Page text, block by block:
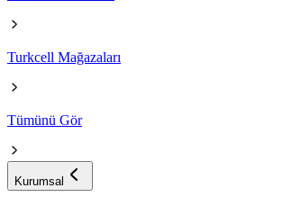
Turkcell Mağazaları
Tümünü Gör
Kurumsal